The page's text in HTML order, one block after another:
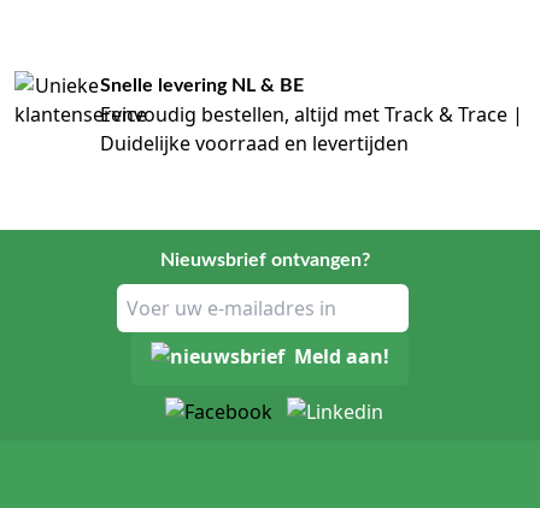
Snelle levering NL & BE
Eenvoudig bestellen, altijd met Track & Trace |
Duidelijke voorraad en levertijden
Nieuwsbrief ontvangen?
Meld aan!